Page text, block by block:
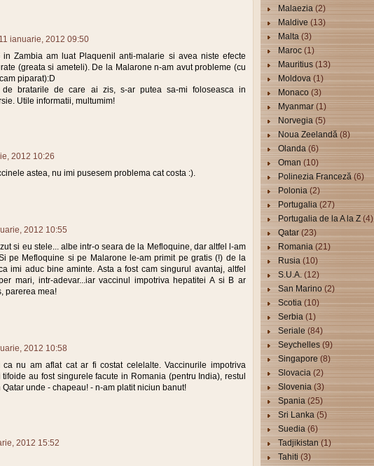
11 ianuarie, 2012 09:50
in Zambia am luat Plaquenil anti-malarie si avea niste efecte
(greata si ameteli). De la Malarone n-am avut probleme (cu
piparat):D
de bratarile de care ai zis, s-ar putea sa-mi foloseasca in
Utile informatii, multumim!
2012 10:26
astea, nu imi pusesem problema cat costa :).
2012 10:55
si eu stele... albe intr-o seara de la Mefloquine, dar altfel l-am
pe Mefloquine si pe Malarone le-am primit pe gratis (!) de la
imi aduc bine aminte. Asta a fost cam singurul avantaj, altfel
mari, intr-adevar...iar vaccinul impotriva hepatitei A si B ar
parerea mea!
2012 10:58
ca nu am aflat cat ar fi costat celelalte. Vaccinurile impotriva
au fost singurele facute in Romania (pentru India), restul
unde - chapeau! - n-am platit niciun banut!
2012 15:52
Malaezia (2)
Maldive (13)
Malta (3)
Maroc (1)
Mauritius (13)
Moldova (1)
Monaco (3)
Myanmar (1)
Norvegia (5)
Noua Zeelandă (8)
Olanda (6)
Oman (10)
Polinezia Franceză (6)
Polonia (2)
Portugalia (27)
Portugalia de la A la Z (4)
Qatar (23)
Romania (21)
Rusia (10)
S.U.A. (12)
San Marino (2)
Scotia (10)
Serbia (1)
Seriale (84)
Seychelles (9)
Singapore (8)
Slovacia (2)
Slovenia (3)
Spania (25)
Sri Lanka (5)
Suedia (6)
Tadjikistan (1)
Tahiti (3)